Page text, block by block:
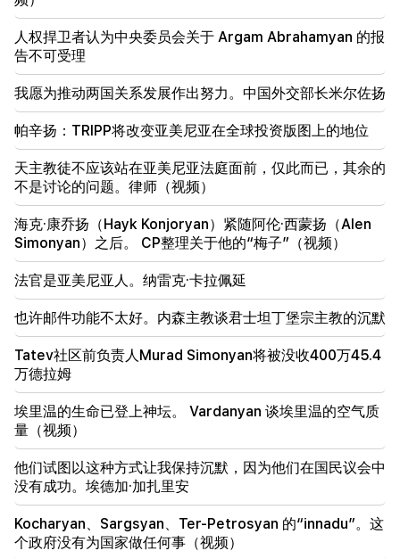
17:00
亚美尼亚使徒圣教会对国家税收委员会提起诉讼
达什塔万战斗的新细节。有逮捕行动
16:00
没有灯光
亚美尼亚的主要问题不仅仅是尼科勒主义。与查玛赞
塞凡的紧急情况。细节：
14:34
土耳其可以将美国弹道导弹转移到乌克兰。数量已知
人权捍卫者认为中央委员会关于 Argam Abrahamyan 的报
告不可受理
我愿为推动两国关系发展作出努力。中国外交部长米尔佐扬
帕辛扬：TRIPP将改变亚美尼亚在全球投资版图上的地位
天主教徒不应该站在亚美尼亚法庭面前，仅此而已，其余的
不是讨论的问题。律师（视频）
海克·康乔扬（Hayk Konjoryan）紧随阿伦·西蒙扬（Alen
Simonyan）之后。 CP整理关于他的“梅子”（视频）
法官是亚美尼亚人。纳雷克·卡拉佩延
也许邮件功能不太好。内森主教谈君士坦丁堡宗主教的沉默
Tatev社区前负责人Murad Simonyan将被没收400万45.4
万德拉姆
埃里温的生命已登上神坛。 Vardanyan 谈埃里温的空气质
量（视频）
他们试图以这种方式让我保持沉默，因为他们在国民议会中
没有成功。埃德加·加扎里安
Kocharyan、Sargsyan、Ter-Petrosyan 的“innadu”。这
个政府没有为国家做任何事（视频）